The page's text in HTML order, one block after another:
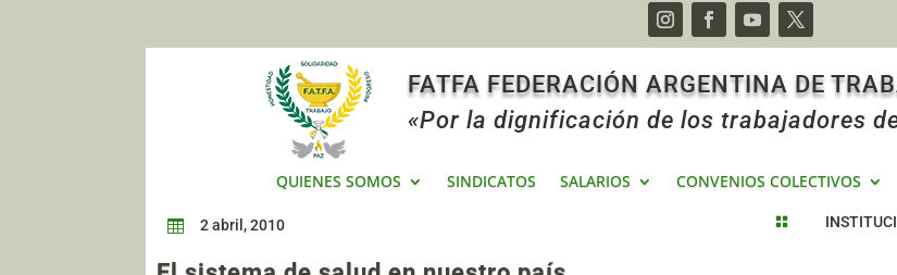
FATFA FEDERACIÓN ARGENTINA DE
«Por la dignificación de los trabajadores
QUIENES SOMOS SINDICATOS SALARIOS CONVENIOS COLECTIVOS
 2 abril, 2010 